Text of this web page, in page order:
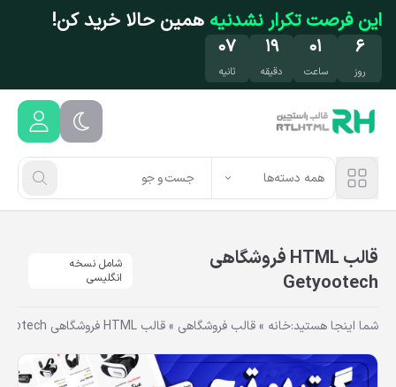
رفتن به محتوای اصلی
این فرصت تکرار نشدنیه همین حالا خرید کن!
۶
روز
۰۱
ساعت
۱۹
دقیقه
۰۶
ثانیه
همه دسته‌ها
قالب HTML فروشگاهی
Getyootech
شامل نسخه
انگلیسی
شما اینجا هستید:خانه »قالب فروشگاهی »قالب HTML فروشگاهی Getyootech